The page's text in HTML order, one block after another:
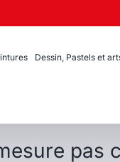
Dessin, Pastels et
pas